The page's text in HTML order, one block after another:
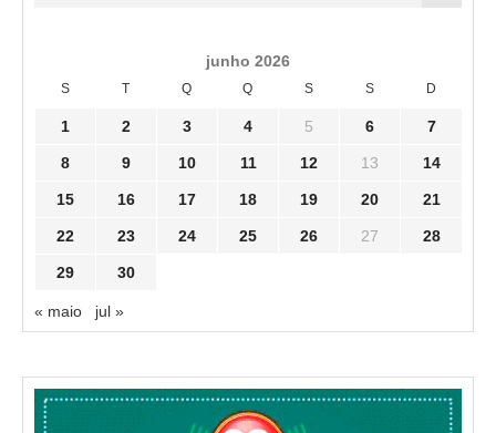
junho 2026
S T Q Q S S D
1 2 3 4 5 6 7
8 9 10 11 12 13 14
15 16 17 18 19 20 21
22 23 24 25 26 27 28
29 30
« maio jul »